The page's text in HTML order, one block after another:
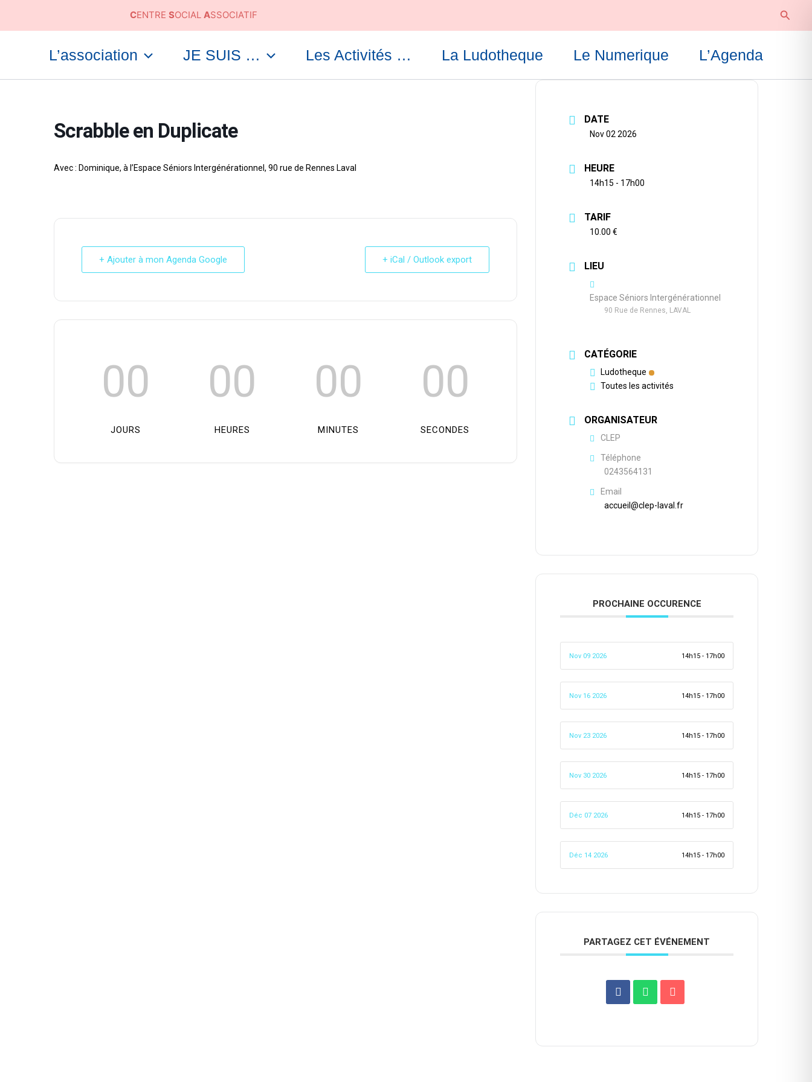
CENTRE SOCIAL ASSOCIATIF
L’association JE SUIS … Les Activités … La Ludotheque Le Numerique L’Agenda
Scrabble en Duplicate
Avec : Dominique, à l’Espace Séniors Intergénérationnel, 90 rue de Rennes Laval
+ Ajouter à mon Agenda Google + iCal / Outlook export
00
JOURS
00
HEURES
00
MINUTES
00
SECONDES
DATE
Nov 02 2026
HEURE
14h15 - 17h00
TARIF
10.00 €
LIEU
Espace Séniors Intergénérationnel
90 Rue de Rennes, LAVAL
CATÉGORIE
Ludotheque
Toutes les activités
ORGANISATEUR
CLEP
Téléphone
0243564131
Email
accueil@clep-laval.fr
PROCHAINE OCCURENCE
Nov 09 2026 14h15 - 17h00
Nov 16 2026 14h15 - 17h00
Nov 23 2026 14h15 - 17h00
Nov 30 2026 14h15 - 17h00
Déc 07 2026 14h15 - 17h00
Déc 14 2026 14h15 - 17h00
PARTAGEZ CET ÉVÉNEMENT